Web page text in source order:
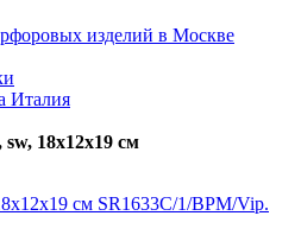
изделий в Москве
Италия
18х12х19 см